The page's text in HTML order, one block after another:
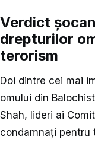
Verdict
drepturilor
terorism
Doi dintre cei mai
omului din
Shah, lideri ai
condamnați pentru